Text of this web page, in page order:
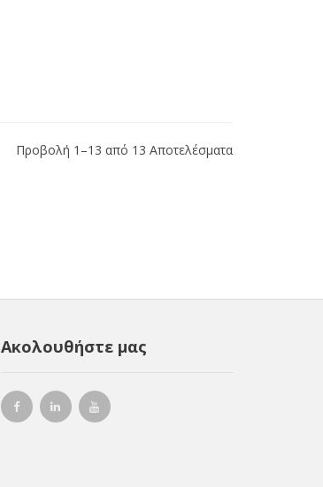
Προβολή 1–13 από 13 Αποτελέσματα
Ακολουθήστε μας